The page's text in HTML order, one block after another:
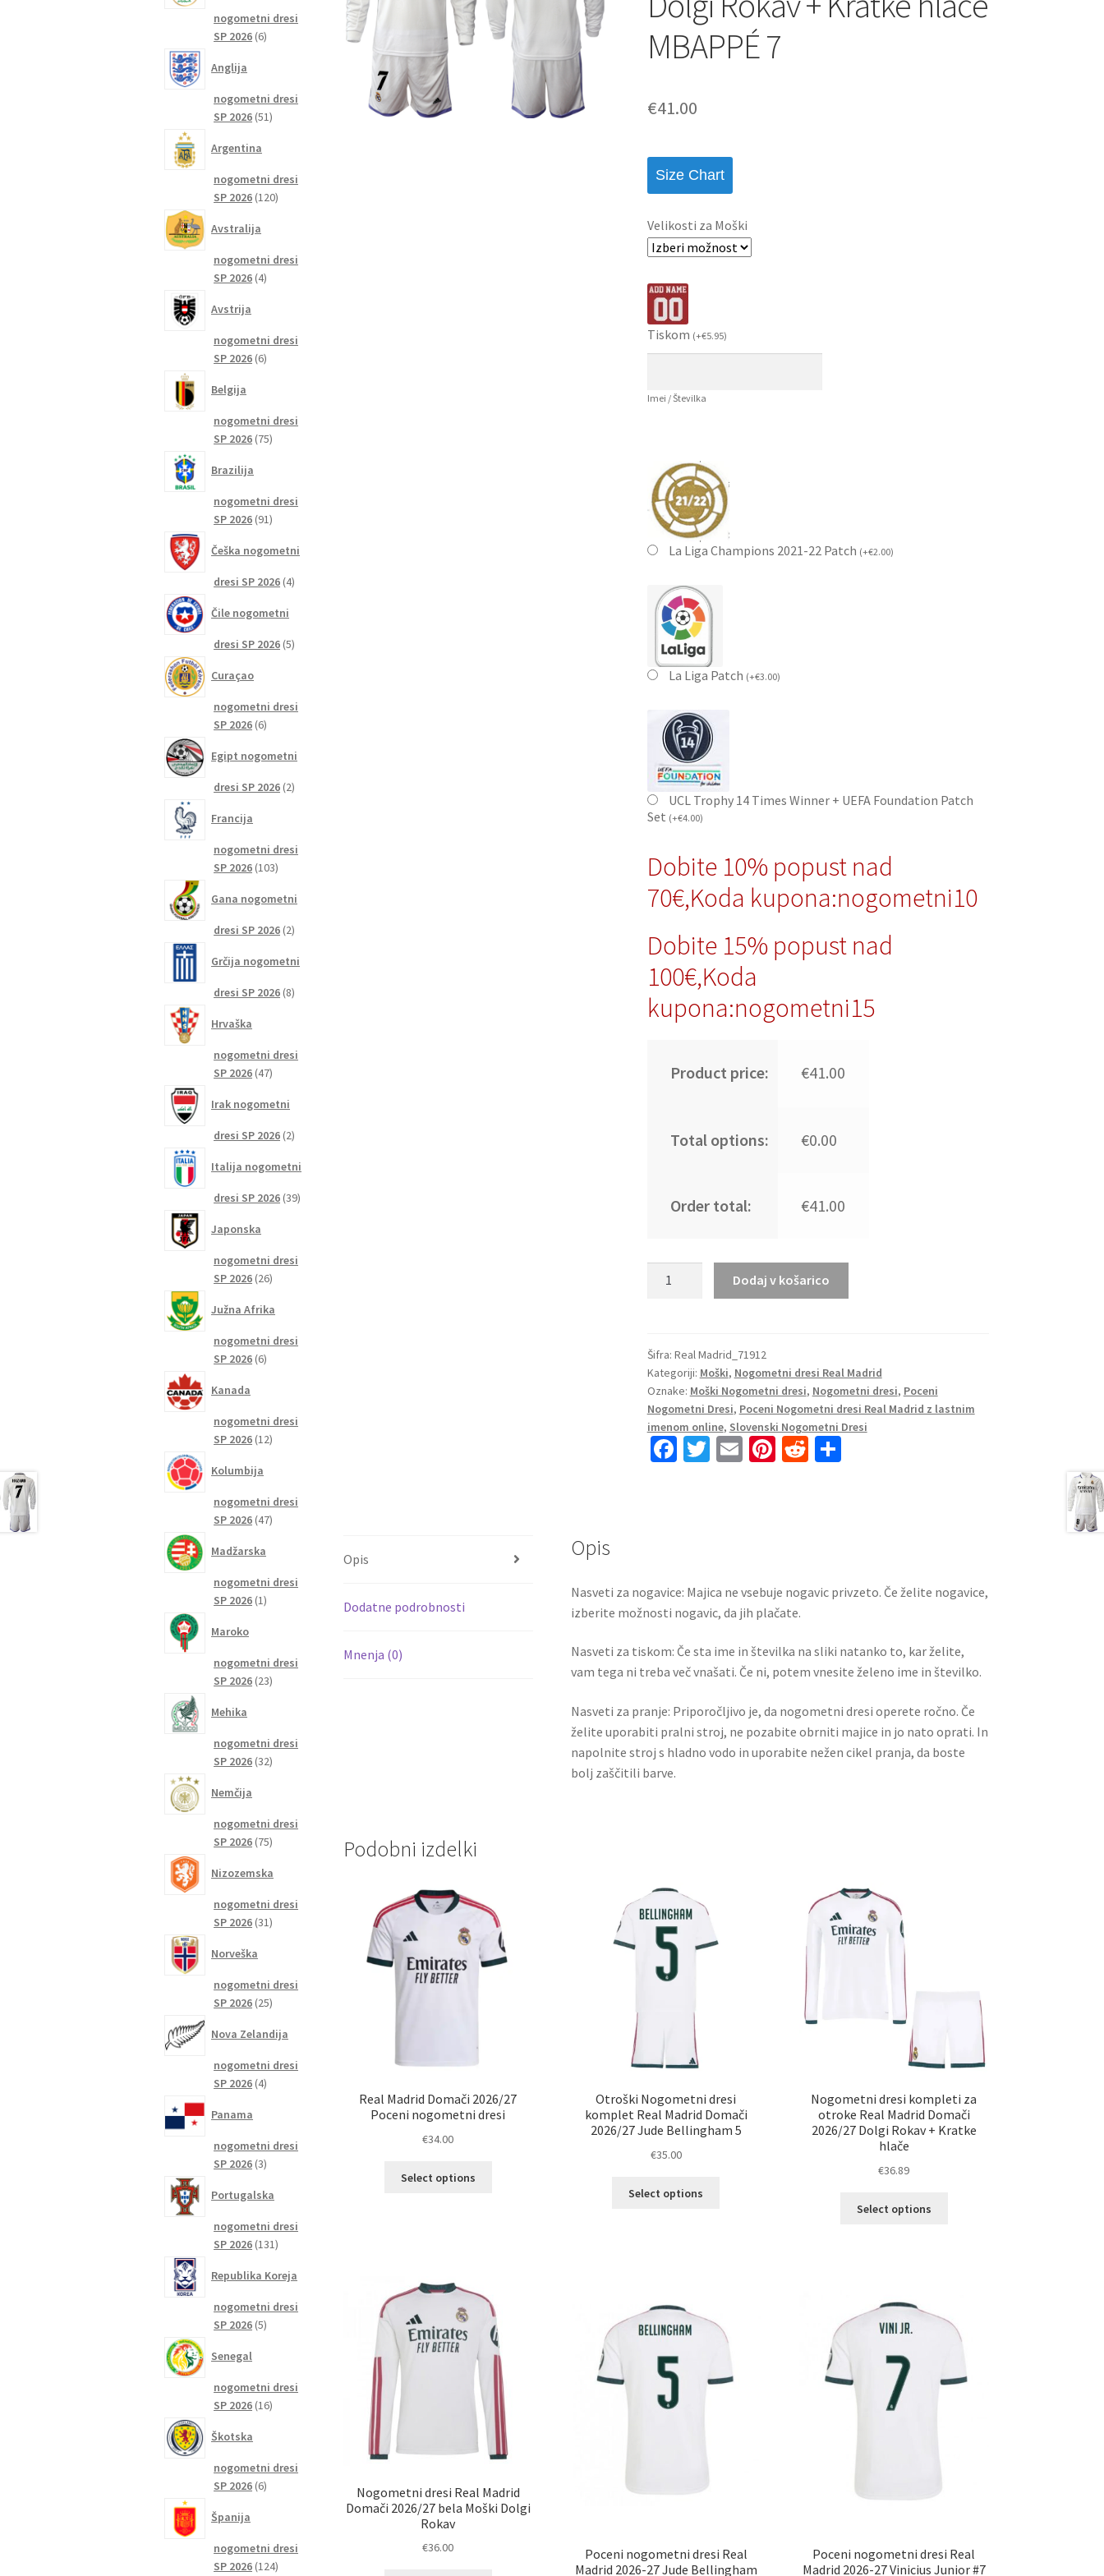
MBAPPÉ 7
€41.00
Size Chart
Velikosti za Moški
Tiskom (+€5.95)
Imei / Številka
La Liga Champions 2021-22 Patch (+€2.00)
La Liga Patch (+€3.00)
UCL Trophy 14 Times Winner + UEFA Foundation Patch
Set (+€4.00)
Dobite 10% popust nad
70€,Koda kupona:nogometni10
Dobite 15% popust nad
100€,Koda
kupona:nogometni15
Product price: €41.00
Total options: €0.00
Order total: €41.00
Madrid
Domači
2023
Dolgi
Rokav
+
Dodaj v košarico
Šifra: Real Madrid_71912
Kategoriji: Moški, Nogometni dresi Real Madrid
Oznake: Moški Nogometni dresi, Nogometni dresi, Poceni
Nogometni Dresi, Poceni Nogometni dresi Real Madrid z lastnim
imenom online, Slovenski Nogometni Dresi
Fa
k
T E Pi R S
Opis
Dodatne podrobnosti
Mnenja (0)
Opis
Nasveti za nogavice: Majica ne vsebuje nogavic privzeto. Če želite nogavice,
izberite možnosti nogavic, da jih plačate.
Nasveti za tiskom: Če sta ime in številka na sliki natanko to, kar želite,
vam tega ni treba več vnašati. Če ni, potem vnesite želeno ime in številko.
Nasveti za pranje: Priporočljivo je, da nogometni dresi operete ročno. Če
želite uporabiti pralni stroj, ne pozabite obrniti majice in jo nato oprati. In
napolnite stroj s hladno vodo in uporabite nežen cikel pranja, da boste
bolj zaščitili barve.
Podobni izdelki
Real Madrid Domači 2026/27
Poceni nogometni dresi
€34.00
Select options
na
strani
izdelka
Otroški Nogometni dresi
komplet Real Madrid Domači
2026/27 Jude Bellingham 5
€35.00
Select options
na
Nogometni dresi kompleti za
otroke Real Madrid Domači
2026/27 Dolgi Rokav + Kratke
hlače
€36.89
Select options
izberete
izdelka
Nogometni dresi Real Madrid
Domači 2026/27 bela Moški Dolgi
Rokav
€36.00
Poceni nogometni dresi Real
Madrid 2026-27 Jude Bellingham
Poceni nogometni dresi Real
Madrid 2026-27 Vinicius Junior #7
nogometni dresi
SP 2026 66
Anglija
nogometni dresi
SP 2026 5151
Argentina
nogometni dresi
SP 2026 120120
Avstralija
nogometni dresi
SP 2026 44
Avstrija
nogometni dresi
SP 2026 66
Belgija
nogometni dresi
SP 2026 7575
Brazilija
nogometni dresi
SP 2026 9191
Češka nogometni
dresi SP 2026 44
Čile nogometni
dresi SP 2026 55
Curaçao
nogometni dresi
SP 2026 66
Egipt nogometni
dresi SP 2026 22
Francija
nogometni dresi
SP 2026 103103
Gana nogometni
dresi SP 2026 22
Grčija nogometni
dresi SP 2026 88
Hrvaška
nogometni dresi
SP 2026 4747
Irak nogometni
dresi SP 2026 22
Italija nogometni
dresi SP 2026 3939
Japonska
nogometni dresi
SP 2026 2626
Južna Afrika
nogometni dresi
SP 2026 66
Kanada
nogometni dresi
SP 2026 1212
Kolumbija
nogometni dresi
SP 2026 4747
Madžarska
nogometni dresi
SP 2026 11
Maroko
nogometni dresi
SP 2026 2323
Mehika
nogometni dresi
SP 2026 3232
Nemčija
nogometni dresi
SP 2026 7575
Nizozemska
nogometni dresi
SP 2026 3131
Norveška
nogometni dresi
SP 2026 2525
Nova Zelandija
nogometni dresi
SP 2026 44
Panama
nogometni dresi
SP 2026 33
Portugalska
nogometni dresi
SP 2026 131131
Republika Koreja
nogometni dresi
SP 2026 55
Senegal
nogometni dresi
SP 2026 1616
Škotska
nogometni dresi
SP 2026 66
Španija
nogometni dresi
SP 2026 124124